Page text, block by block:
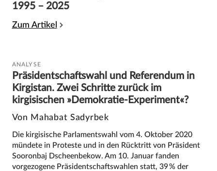
1995 – 2025
Zum Artikel
ANALYSE
Präsidentschaftswahl und Referendum in
Kirgistan. Zwei Schritte zurück im
kirgisischen »Demokratie-Experiment«?
Von Mahabat Sadyrbek
Die kirgisische Parlamentswahl vom 4. Oktober 2020
mündete in Proteste und in den Rücktritt von Präsident
Sooronbaj Dscheenbekow. Am 10. Januar fanden
vorgezogene Präsidentschaftswahlen statt, 39 % der